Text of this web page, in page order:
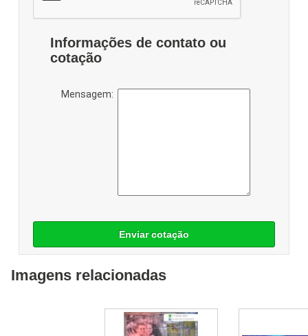
Informações de contato ou
cotação
Mensagem:
Enviar cotação
Imagens relacionadas